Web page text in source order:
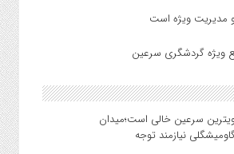
مدیریت ویژه است
ویژه گردشگری سرعین
سرعین خالی است؛میدان
نیازمند توجه